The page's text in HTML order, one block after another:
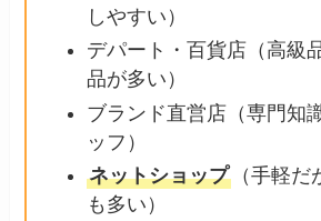
しやすい）
デパート・百貨店（高級
品が多い）
ブランド直営店（専門知
ッフ）
ネットショップ （手軽
も多い）